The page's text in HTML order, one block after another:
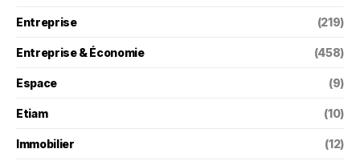
Entreprise (219)
Entreprise & Économie (458)
Espace (9)
Etiam (10)
Immobilier (12)